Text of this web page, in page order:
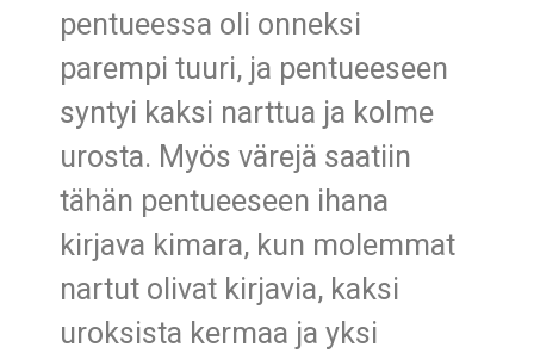
pentueessa oli onneksi
parempi tuuri, ja pentueeseen
syntyi kaksi narttua ja kolme
urosta. Myös värejä saatiin
tähän pentueeseen ihana
kirjava kimara, kun molemmat
nartut olivat kirjavia, kaksi
uroksista kermaa ja yksi